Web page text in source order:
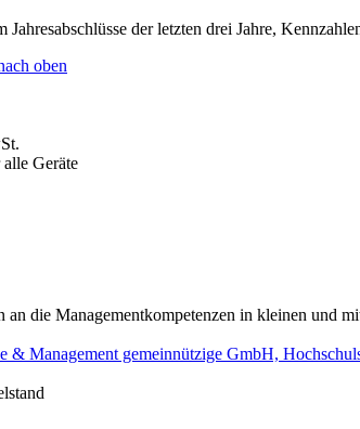
Jahresabschlüsse der letzten drei Jahre,
oben
Geräte
die Managementkompetenzen in kleinen und
& Management gemeinnützige GmbH,